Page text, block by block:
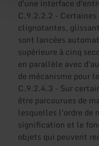
d'une interface
C.9.2.2.2 -
clignotantes,
sont lancées
supérieure à cinq
en parallèle avec
de mécanisme pour
C.9.2.4.3 - Sur
être parcourues de
lesquelles l'ordre de
signification et le
objets qui peuvent